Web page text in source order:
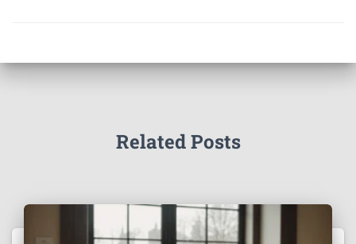
Related Posts